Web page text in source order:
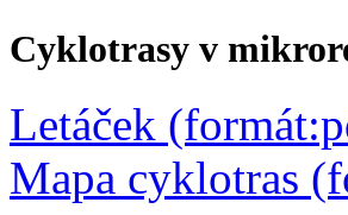
Cyklotrasy v
Letáček
Mapa cyklotras